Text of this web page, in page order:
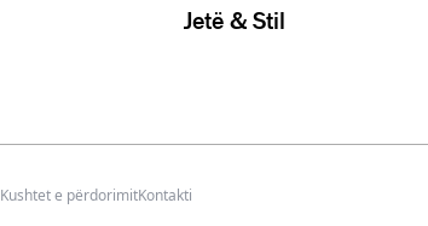
Jetë & Stil
Kushtet e përdorimitKontakti